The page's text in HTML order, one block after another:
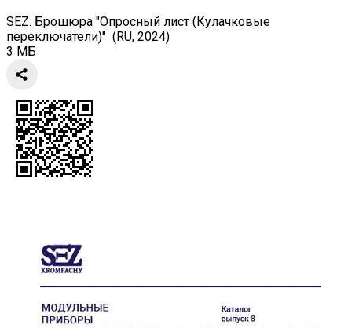
SEZ. Брошюра "Опросный лист (Кулачковые
переключатели)" (RU, 2024)
3 МБ